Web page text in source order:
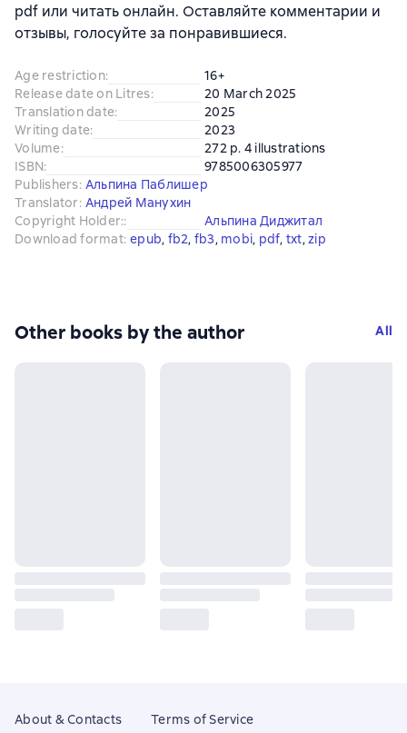
pdf или читать онлайн. Оставляйте комментарии и
отзывы, голосуйте за понравившиеся.
Age restriction:
16+
Release date on Litres:
20 March 2025
Translation date:
2025
Writing date:
2023
Volume:
272 p. 4 illustrations
ISBN:
9785006305977
Publishers: Альпина Паблишер
Translator: Андрей Манухин
Copyright Holder::
Альпина Диджитал
Download format: epub, fb2, fb3, mobi, pdf, txt, zip
Other books by the author All
About & Contacts Terms of Service